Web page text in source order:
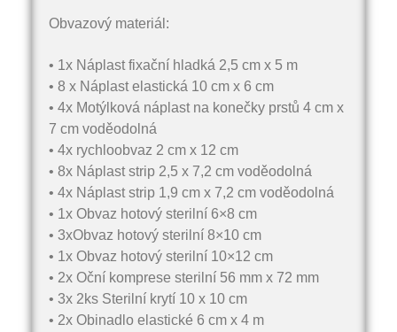
Obvazový materiál:
• 1x Náplast fixační hladká 2,5 cm x 5 m
• 8 x Náplast elastická 10 cm x 6 cm
• 4x Motýlková náplast na konečky prstů 4 cm x
7 cm voděodolná
• 4x rychloobvaz 2 cm x 12 cm
• 8x Náplast strip 2,5 x 7,2 cm voděodolná
• 4x Náplast strip 1,9 cm x 7,2 cm voděodolná
• 1x Obvaz hotový sterilní 6×8 cm
• 3xObvaz hotový sterilní 8×10 cm
• 1x Obvaz hotový sterilní 10×12 cm
• 2x Oční komprese sterilní 56 mm x 72 mm
• 3x 2ks Sterilní krytí 10 x 10 cm
• 2x Obinadlo elastické 6 cm x 4 m